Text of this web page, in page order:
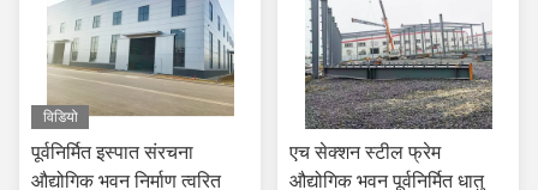
विडियो
पूर्वनिर्मित इस्पात संरचना
औद्योगिक भवन निर्माण त्वरित
एच सेक्शन स्टील फ्रेम
औद्योगिक भवन पूर्वनिर्मित धातु